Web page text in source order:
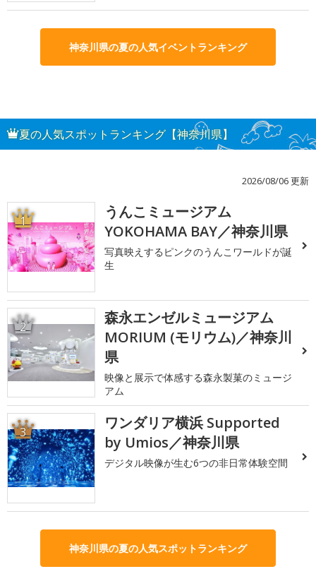
神奈川県の夏の人気イベントランキング
夏の人気スポットランキング【神奈川県】
2026/08/06 更新
1
うんこミュージアム
YOKOHAMA BAY／神奈川県
写真映えするピンクのうんこワールドが誕
生
2
森永エンゼルミュージアム
MORIUM (モリウム)／神奈川
県
映像と展示で体感する森永製菓のミュージ
アム
3
ワンダリア横浜 Supported
by Umios／神奈川県
デジタル映像が生む6つの非日常体験空間
神奈川県の夏の人気スポットランキング